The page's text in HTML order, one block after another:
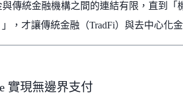
傳統金融機構之間的連結有限，直到
」，才讓傳統金融（TradFi）與去中心化
實現無邊界支付